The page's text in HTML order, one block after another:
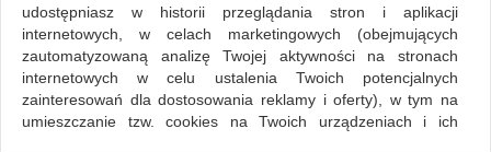
ZNALEZIONYCH PRODUKTÓW: 1 Porównaj (0)
Sortuj po Standardowe
Siatka Lista
udostępniasz w historii przeglądania stron i aplikacji
internetowych, w celach marketingowych (obejmujących
zautomatyzowaną analizę Twojej aktywności na stronach
internetowych w celu ustalenia Twoich potencjalnych
zainteresowań dla dostosowania reklamy i oferty), w tym na
umieszczanie tzw. cookies na Twoich urządzeniach i ich